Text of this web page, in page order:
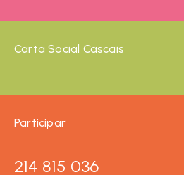
Carta Social Cascais
Participar
214 815 036